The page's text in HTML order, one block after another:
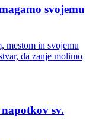
svojemu
mestom in svojemu
da zanje molimo
sv.